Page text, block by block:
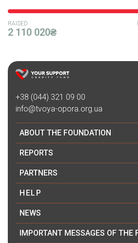
RAISED
2 110 020₴
+38 (044) 321 09 00
info@tvoya-opora.org.ua
ABOUT THE FOUNDATION
REPORTS
PARTNERS
HELP
NEWS
IMPORTANT MESSAGES OF THE